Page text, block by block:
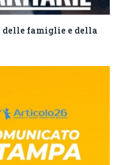
delle famiglie e della